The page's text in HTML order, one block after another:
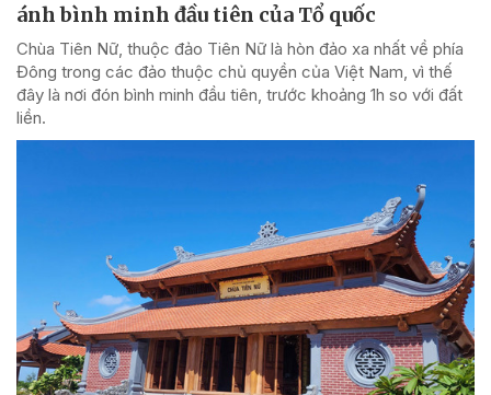
ánh bình minh đầu tiên của Tổ quốc
Chùa Tiên Nữ, thuộc đảo Tiên Nữ là hòn đảo xa nhất về phía
Đông trong các đảo thuộc chủ quyền của Việt Nam, vì thế
đây là nơi đón bình minh đầu tiên, trước khoảng 1h so với đất
liền.